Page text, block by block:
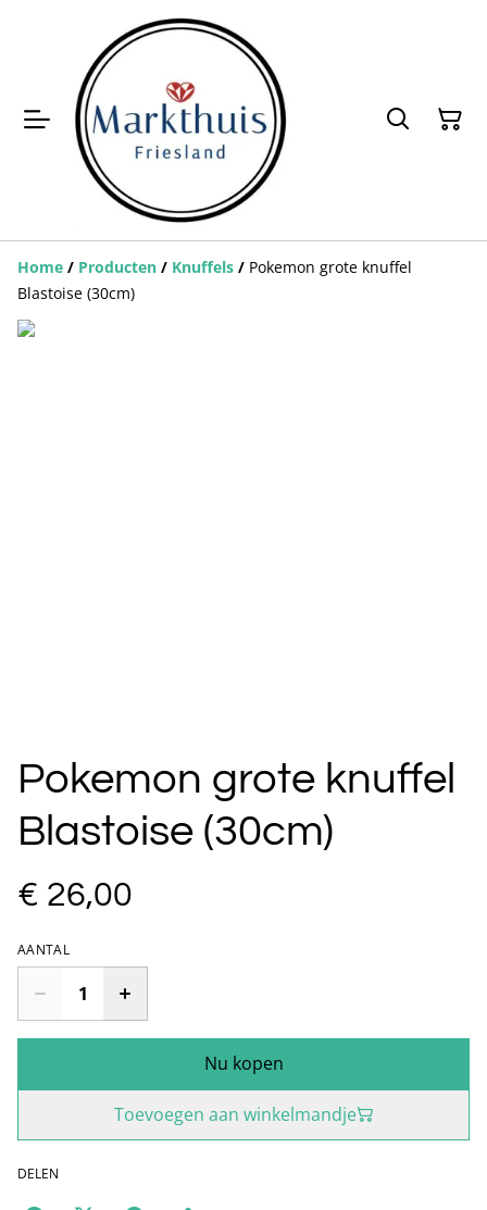
Home / Producten / Knuffels / Pokemon grote knuffel
Blastoise (30cm)
Pokemon grote knuffel
Blastoise (30cm)
€ 26,00
AANTAL
Nu kopen
Toevoegen aan winkelmandje
DELEN